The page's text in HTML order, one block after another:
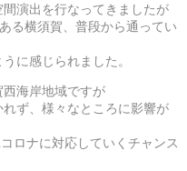
演出を行なってきましたが
る横須賀、普段から通ってい
に感じられました。
海岸地域ですが
ず、様々なところに影響が
ロナに対応していくチャンス